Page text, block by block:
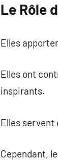
Le Rôle
Elles
Elles ont
inspirants.
Elles servent
Cependant,